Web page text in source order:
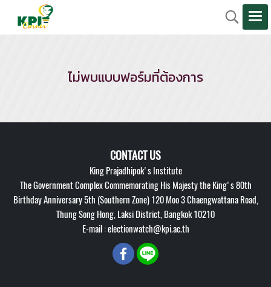
ไม่พบแบบฟอร์มที่ต้องการ
CONTACT US
King Prajadhipok's Institute
The Government Complex Commemorating His Majesty the King's 80th
Birthday Anniversary 5th (Southern Zone) 120 Moo 3 Chaengwattana Road,
Thung Song Hong, Laksi District, Bangkok 10210
E-mail : electionwatch@kpi.ac.th